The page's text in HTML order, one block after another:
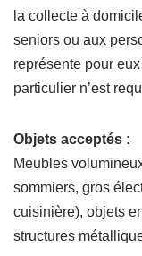
la collecte à
seniors ou aux
représente pour
particulier n’est
Objets acceptés :
Meubles
sommiers, gros
cuisinière), objets
structures